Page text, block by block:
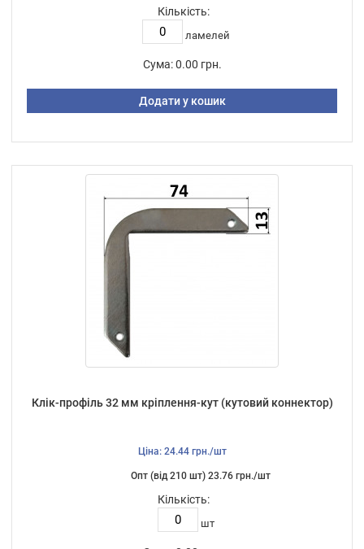
Кількість:
ламелей
Сума: 0.00 грн.
Додати у кошик
Клік-профіль 32 мм кріплення-кут (кутовий коннектор)
Ціна: 24.44 грн./шт
Опт (від 210 шт) 23.76 грн./шт
Кількість:
шт